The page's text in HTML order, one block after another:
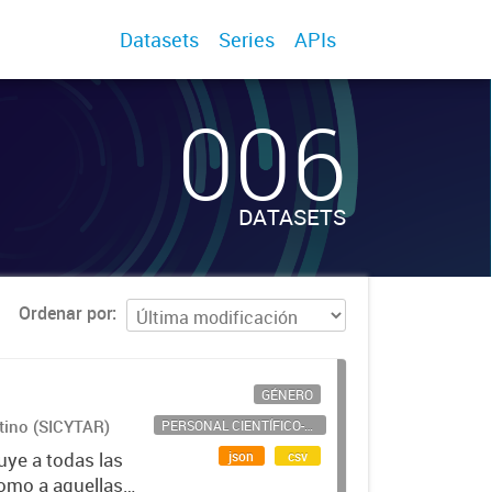
Datasets Series APIs
006
DATASETS
Ordenar por
(SICYTAR)
a todas las
a aquellas
GÉNERO
PERSONAL CIENTÍFICO-TECNOLÓGICO
json
csv